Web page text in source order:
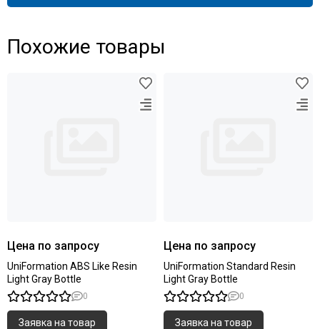
Похожие товары
Цена по запросу
UniFormation ABS Like Resin
Light Gray Bottle
0
Заявка на товар
Цена по запросу
UniFormation Standard Resin
Light Gray Bottle
0
Заявка на товар